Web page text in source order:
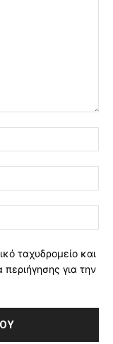
ταχυδρομείο και
για την